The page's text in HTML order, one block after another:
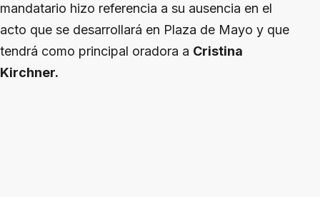
mandatario hizo referencia a su ausencia en el
acto que se desarrollará en Plaza de Mayo y que
tendrá como principal oradora a Cristina
Kirchner.